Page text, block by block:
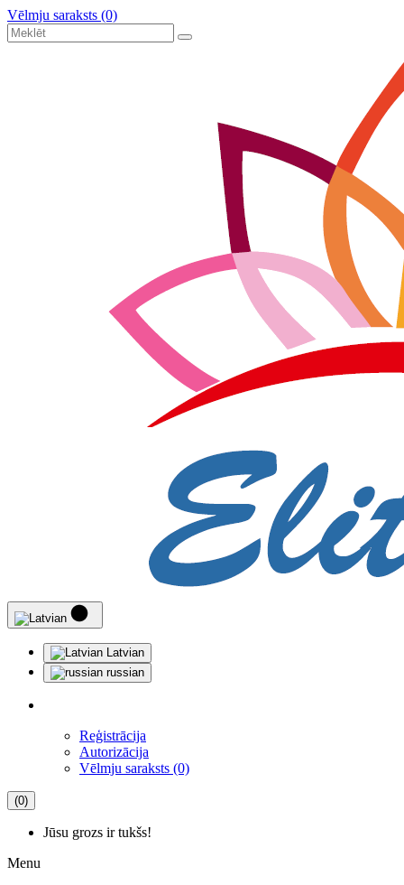
Vēlmju saraksts (0)
Latvian
russian
Reģistrācija
Autorizācija
Vēlmju saraksts (0)
(0)
Jūsu grozs ir tukšs!
Menu